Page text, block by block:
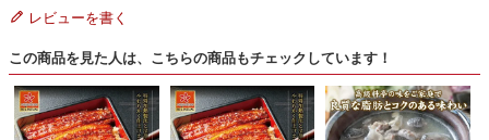
レビューを書く
この商品を見た人は、こちらの商品もチェックしています！